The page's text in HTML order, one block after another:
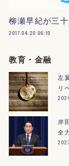
柳瀬早紀が三
2017.04.20 06:10
教育・金融
左
リ
岸
全